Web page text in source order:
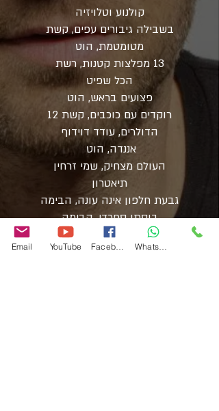
קולנוע וטלויזיה
בשבילה גיבורים עפים, קשת
מטומטמת, הוט
13 מפלצות קטנות, רשת
הכל שפיט
פצועים בראש, הוט
רוקדים עם כוכבים, קשת 12
הדולרים, עודד דוידוף
אננדה, הוט
העולם מצחיק, שמי זרחין
תיאטרון
גבעת חלפון אינה עונה, הבימה
בוסתן ספרדי, הבימה
שיחה עם הברמן
מיקה שלי והבימה.
Email YouTube